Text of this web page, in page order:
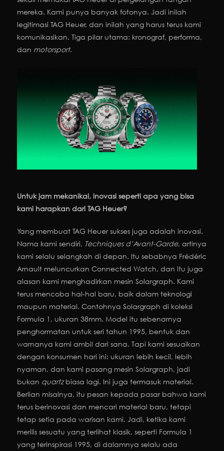
mereka. Kami punya banyak fotonya. Jadi inilah
legitimasi TAG Heuer, dan inilah yang harus terus kami
komunikasikan. Tiga pilar utama: kronograf, performa,
dan motorsport.
Untuk jam mekanikal, inovasi seperti apa yang bisa
kami harapkan dari TAG Heuer?
Yang membuat TAG Heuer sukses juga adalah inovasi.
Nama kami sendiri, Techniques d’Avant-Garde, artinya
kami selalu selangkah di depan. Itu sebabnya Frédéric
Arnault meluncurkan Connected Watch, dan itu juga
alasan kami menghadirkan mesin Solargraph. Kami
terus mencoba hal-hal baru, baik dalam teknologi
maupun material. Contohnya Solargraph di koleksi
Formula 1, ukuran 38mm. Model itu sebenarnya
penghormatan untuk seri tahun 1995, bentuk dan
warnanya kami ambil dari sana. Tapi kami sesuaikan
dengan konsumen hari ini: ukuran lebih kecil, lebih
nyaman, dan kami pasang mesin Solargraph, jadi
bukan quartzbiasa lagi. Ini juga termasuk material.
Berlian misalnya, itu pesan kepada pasar bahwa kami
terus berinovasi dan mencari material baru, tetapi
tetap setia pada warisan kami. Jadi, ketika kami
merilis sesuatu yang terlihat klasik, seperti Formula 1
yang terinspirasi 1995, di dalamnya selalu ada